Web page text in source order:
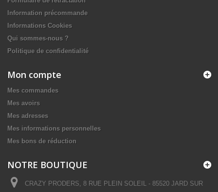
Information précommande
Informations Cookies
Qui sommes-nous ?
Politique de confidentialité
Mon compte
Mes commandes
Mes avoirs
Mes adresses
Mes informations personnelles
Mes bons de réduction
NOTRE BOUTIQUE
CRAZY PRODERS, 8 RUE PLEIN SOLEIL - 85520 JARD SUR